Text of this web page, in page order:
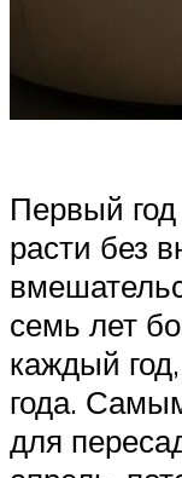
Первый
расти без
семь лет
каждый
года.
для